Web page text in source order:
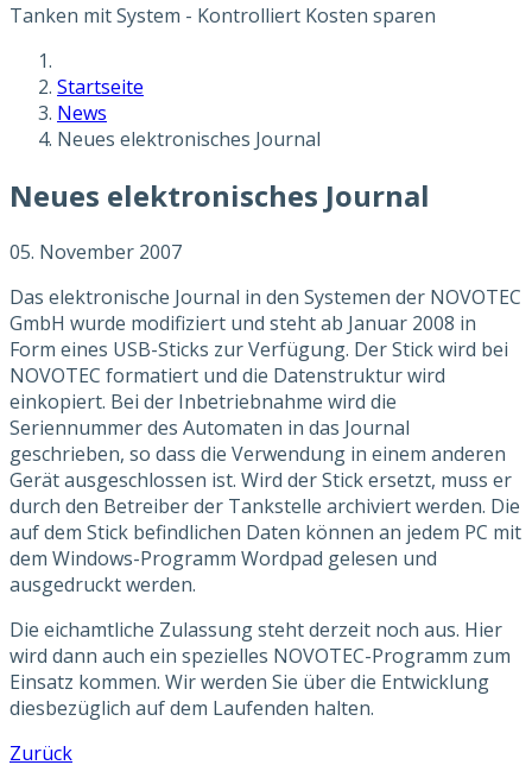
Tanken mit System - Kontrolliert Kosten sparen
Startseite
News
Neues elektronisches Journal
Neues elektronisches Journal
05. November 2007
Das elektronische Journal in den Systemen der NOVOTEC
GmbH wurde modifiziert und steht ab Januar 2008 in
Form eines USB-Sticks zur Verfügung. Der Stick wird bei
NOVOTEC formatiert und die Datenstruktur wird
einkopiert. Bei der Inbetriebnahme wird die
Seriennummer des Automaten in das Journal
geschrieben, so dass die Verwendung in einem anderen
Gerät ausgeschlossen ist. Wird der Stick ersetzt, muss er
durch den Betreiber der Tankstelle archiviert werden. Die
auf dem Stick befindlichen Daten können an jedem PC mit
dem Windows-Programm Wordpad gelesen und
ausgedruckt werden.
Die eichamtliche Zulassung steht derzeit noch aus. Hier
wird dann auch ein spezielles NOVOTEC-Programm zum
Einsatz kommen. Wir werden Sie über die Entwicklung
diesbezüglich auf dem Laufenden halten.
Zurück